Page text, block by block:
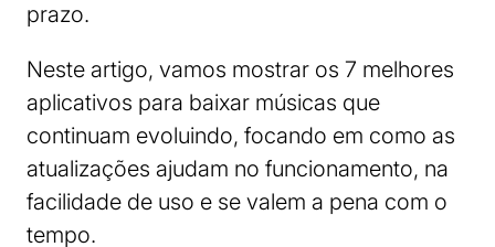
prazo.
Neste artigo, vamos mostrar os 7 melhores
aplicativos para baixar músicas que
continuam evoluindo, focando em como as
atualizações ajudam no funcionamento, na
facilidade de uso e se valem a pena com o
tempo.